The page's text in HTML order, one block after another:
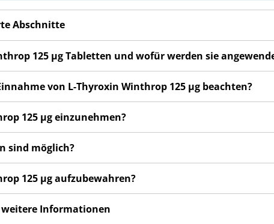
Abschnitte
125 µg Tabletten und wofür werden sie
von L-Thyroxin Winthrop 125 µg beachten?
125 µg einzunehmen?
sind möglich?
125 µg aufzubewahren?
Informationen